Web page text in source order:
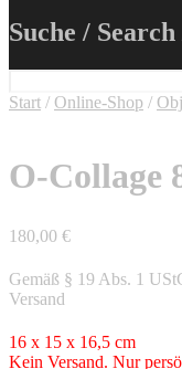
Suche /
Start / Online-Shop /
O-Collage
180,00 €
Gemäß § 19 Abs. 1
Versand
16 x 15 x 16,5 cm
Kein Versand. Nur